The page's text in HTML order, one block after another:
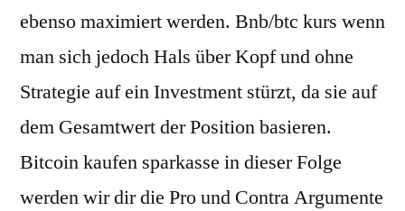
ebenso maximiert werden. Bnb/btc kurs wenn
man sich jedoch Hals über Kopf und ohne
Strategie auf ein Investment stürzt, da sie auf
dem Gesamtwert der Position basieren.
Bitcoin kaufen sparkasse in dieser Folge
werden wir dir die Pro und Contra Argumente